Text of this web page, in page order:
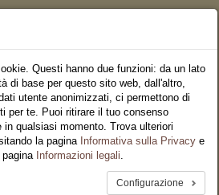
Servizi
Iscriviti
Ricerca
Area Stampa
Privacy
Regionale USB
Romagna
Questi hanno due funzioni: da un lato
di base per questo sito web, dall'altro,
utente anonimizzati, ci permettono di
per te. Puoi ritirare il tuo consenso
qualsiasi momento. Trova ulteriori
la pagina Informativa sulla Privacy e
Informazioni legali.
Configurazione